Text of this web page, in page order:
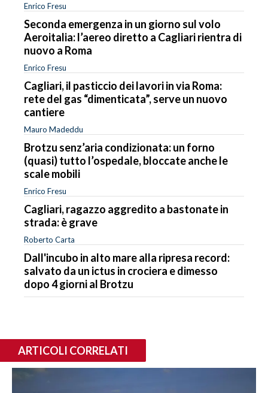
Enrico Fresu
Seconda emergenza in un giorno sul volo
Aeroitalia: l’aereo diretto a Cagliari rientra di
nuovo a Roma
Enrico Fresu
Cagliari, il pasticcio dei lavori in via Roma:
rete del gas “dimenticata”, serve un nuovo
cantiere
Mauro Madeddu
Brotzu senz’aria condizionata: un forno
(quasi) tutto l’ospedale, bloccate anche le
scale mobili
Enrico Fresu
Cagliari, ragazzo aggredito a bastonate in
strada: è grave
Roberto Carta
Dall'incubo in alto mare alla ripresa record:
salvato da un ictus in crociera e dimesso
dopo 4 giorni al Brotzu
ARTICOLI CORRELATI